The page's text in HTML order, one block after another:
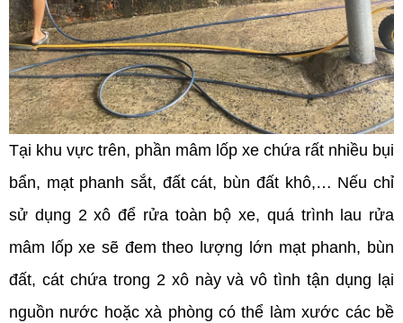
Tại khu vực trên, phần mâm lốp xe chứa rất nhiều bụi
bẩn, mạt phanh sắt, đất cát, bùn đất khô,… Nếu chỉ
sử dụng 2 xô để rửa toàn bộ xe, quá trình lau rửa
mâm lốp xe sẽ đem theo lượng lớn mạt phanh, bùn
đất, cát chứa trong 2 xô này và vô tình tận dụng lại
nguồn nước hoặc xà phòng có thể làm xước các bề